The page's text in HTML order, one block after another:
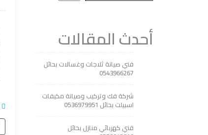
أحدث المقالات
فني صيانة ثلاجات وغسالات بحائل
0543966267
شركة فك وتركيب وصيانة مكيفات
اسبيلت بحائل 0536979951
فني كهربائي منازل بحائل